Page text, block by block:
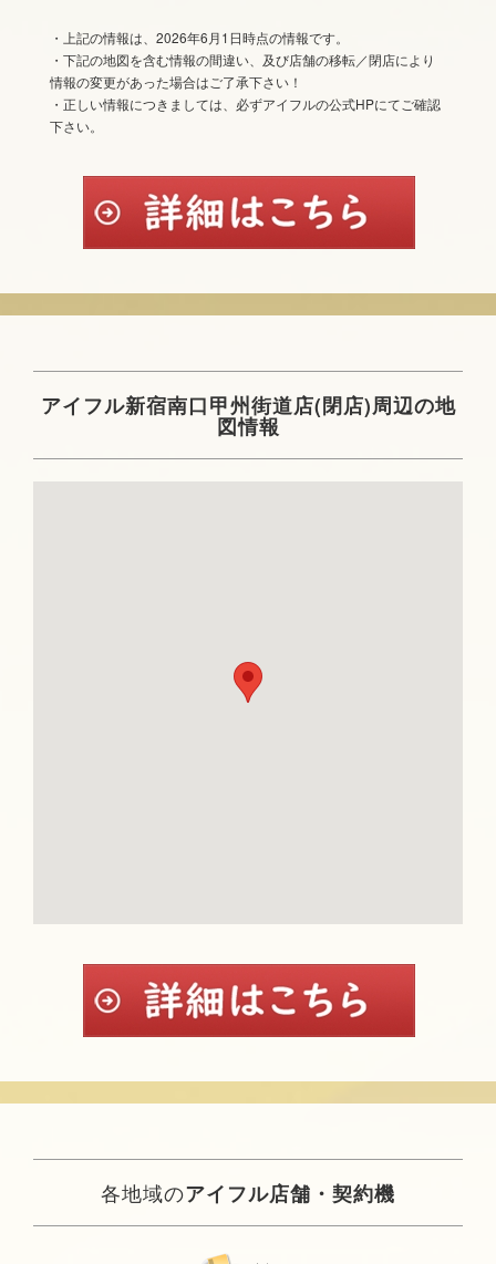
・上記の情報は、2026年6月1日時点の情報です。
・下記の地図を含む情報の間違い、及び店舗の移転／閉店により
情報の変更があった場合はご了承下さい！
・正しい情報につきましては、必ずアイフルの公式HPにてご確認
下さい。
アイフル新宿南口甲州街道店(閉店)周辺の地
図情報
各地域のアイフル店舗・契約機